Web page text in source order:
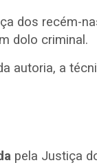
dos recém-
dolo criminal.
autoria, a
pela Justiça